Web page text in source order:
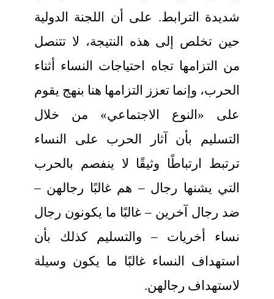
شديدة الترابط. على أن اللجنة الدولية
حين تخلص إلى هذه النتيجة، لا تتنصل
من التزامها تجاه احتياجات النساء أثناء
الحرب، وإنما تعزز التزامها هنا بنهج يقوم
على «النوع الاجتماعي» من خلال
التسليم بأن آثار الحرب على النساء
ترتبط ارتباطًا وثيقًا لا ينفصم بالحرب
التي يشنها رجال – هم غالبًا رجالهن –
ضد رجال آخرين – غالبًا ما يكونون رجال
نساء أخريات – والتسليم كذلك بأن
استهداف النساء غالبًا ما يكون وسيلة
لاستهداف رجالهن.